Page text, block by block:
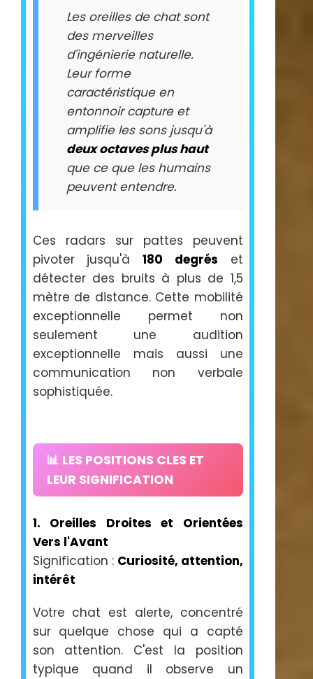
Les oreilles de chat sont
des merveilles
d'ingénierie naturelle.
Leur forme
caractéristique en
entonnoir capture et
amplifie les sons jusqu'à
deux octaves plus haut
que ce que les humains
peuvent entendre.
Ces radars sur pattes peuvent
pivoter jusqu'à180 degrés et
détecter des bruits à plus de 1,5
mètre de distance. Cette mobilité
exceptionnelle permet non
seulement une audition
exceptionnelle mais aussi une
communication non verbale
sophistiquée.
📊 LES POSITIONS CLES ET
LEUR SIGNIFICATION
1. Oreilles Droites et Orientées
Vers l'Avant
Signification : Curiosité, attention,
intérêt
Votre chat est alerte, concentré
sur quelque chose qui a capté
son attention. C'est la position
typique quand il observe un